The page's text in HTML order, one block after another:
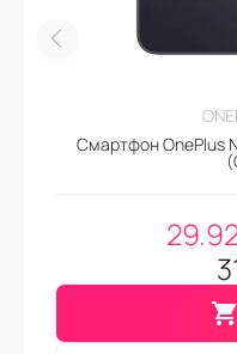
Смартфон OnePlus